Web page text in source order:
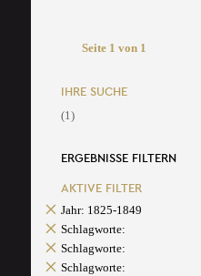
Seite 1 von 1
IHRE SUCHE
(1)
ERGEBNISSE FILTERN
AKTIVE FILTER
Jahr: 1825-1849
Schlagworte:
Schlagworte:
Schlagworte: